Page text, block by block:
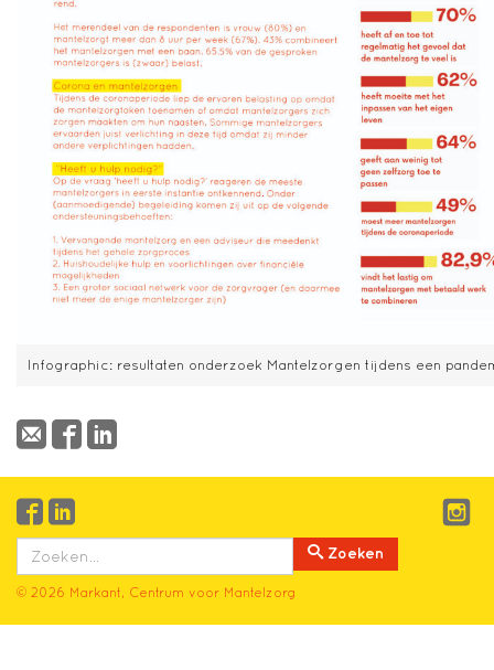
Infographic: resultaten onderzoek Mantelzorgen tijdens een
Zoeken
© 2026 Markant, Centrum voor Mantelzorg